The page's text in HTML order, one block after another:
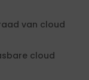
van cloud
cloud